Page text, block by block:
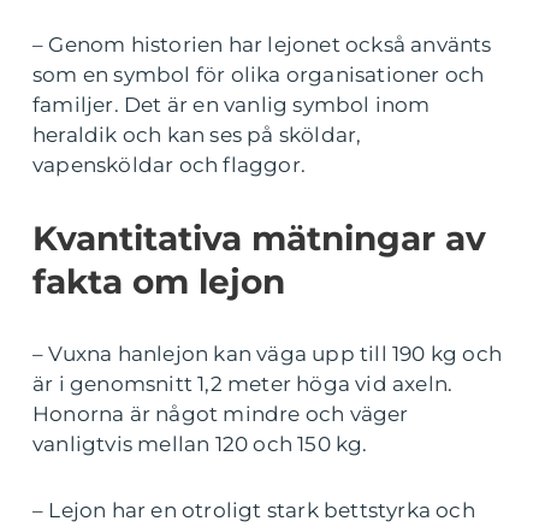
– Genom historien har lejonet också använts
som en symbol för olika organisationer och
familjer. Det är en vanlig symbol inom
heraldik och kan ses på sköldar,
vapensköldar och flaggor.
Kvantitativa mätningar av
fakta om lejon
– Vuxna hanlejon kan väga upp till 190 kg och
är i genomsnitt 1,2 meter höga vid axeln.
Honorna är något mindre och väger
vanligtvis mellan 120 och 150 kg.
– Lejon har en otroligt stark bettstyrka och